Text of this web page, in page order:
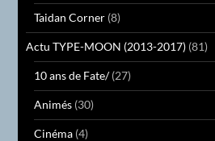
Taidan Corner (8)
Actu TYPE-MOON (2013-2017) (81)
10 ans de Fate/(27)
Animés (30)
Cinéma (4)